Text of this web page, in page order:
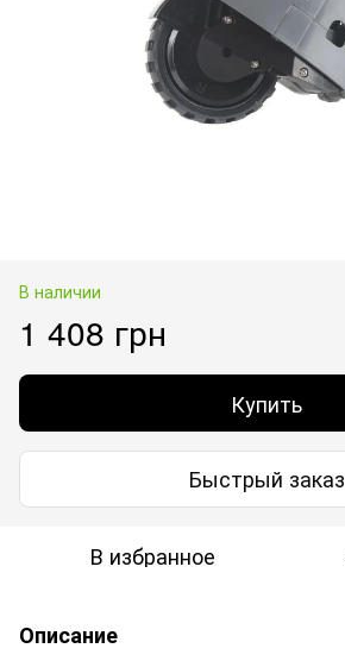
В наличии
1 408 грн
Купить
Быстрый заказ
В избранное
Описание